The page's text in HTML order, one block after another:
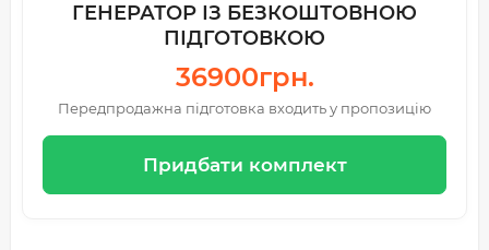
ГЕНЕРАТОР ІЗ БЕЗКОШТОВНОЮ
ПІДГОТОВКОЮ
36900грн.
Передпродажна підготовка входить у пропозицію
Придбати комплект